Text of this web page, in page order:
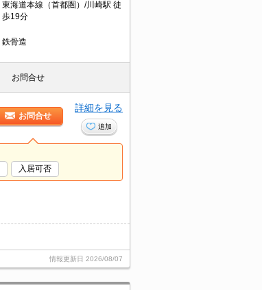
東海道本線（首都圏）/川崎駅 徒
歩19分
鉄骨造
お問合せ
お問合せ
詳細を見る
追加
入居可否
情報更新日 2026/08/07